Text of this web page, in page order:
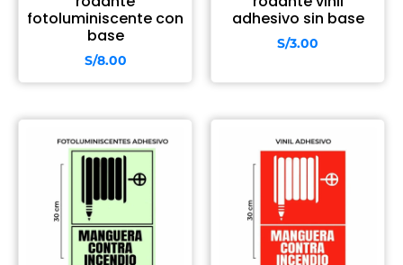
fotoluminiscente con
base
S/8.00
adhesivo sin base
S/3.00